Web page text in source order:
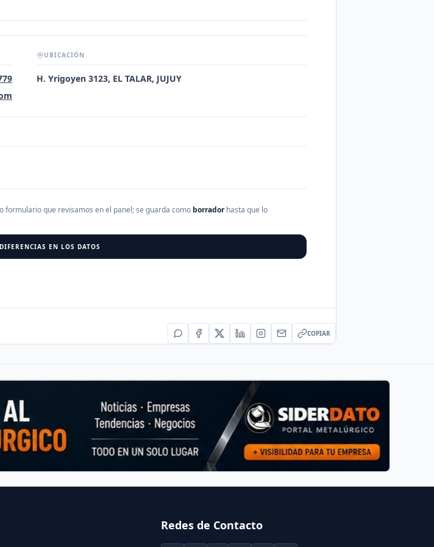
UBICACIÓN
H. Yrigoyen 3123, EL TALAR, JUJUY
formulario que revisamos en el panel; se guarda como borradorhasta que lo
EN LOS DATOS
COPIAR
Redes de Contacto